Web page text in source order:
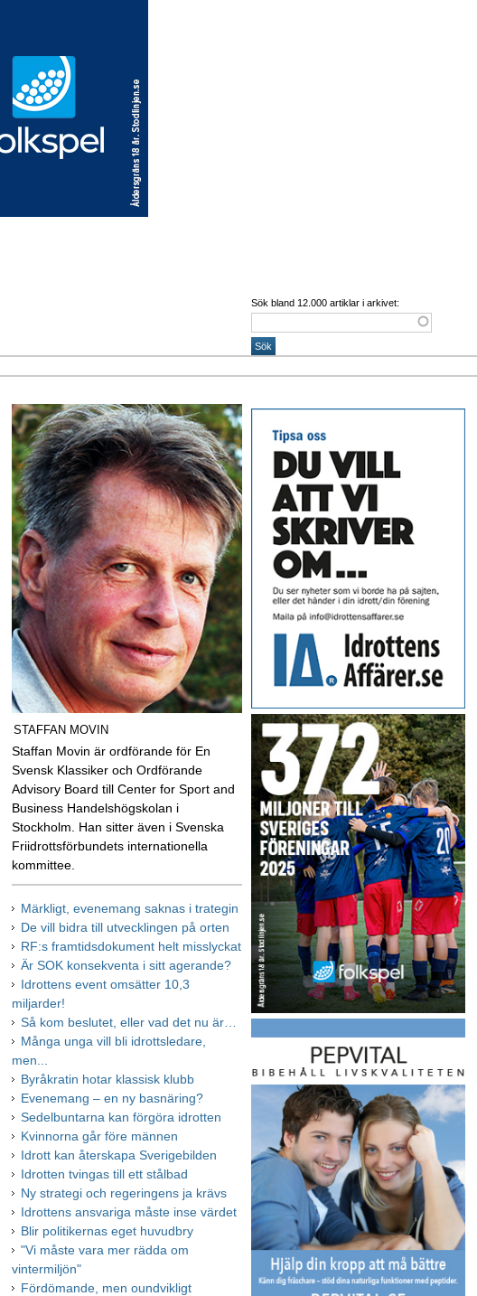
Sök bland 12.000 artiklar i arkivet:
STAFFAN MOVIN
Staffan Movin är ordförande för En
Svensk Klassiker och Ordförande
Advisory Board till Center for Sport and
Business Handelshögskolan i
Stockholm. Han sitter även i Svenska
Friidrottsförbundets internationella
kommittee.
Märkligt, evenemang saknas i trategin
De vill bidra till utvecklingen på orten
RF:s framtidsdokument helt misslyckat
Är SOK konsekventa i sitt agerande?
Idrottens event omsätter 10,3
miljarder!
Så kom beslutet, eller vad det nu är…
Många unga vill bli idrottsledare,
men...
Byråkratin hotar klassisk klubb
Evenemang – en ny basnäring?
Sedelbuntarna kan förgöra idrotten
Kvinnorna går före männen
Idrott kan återskapa Sverigebilden
Idrotten tvingas till ett stålbad
Ny strategi och regeringens ja krävs
Idrottens ansvariga måste inse värdet
Blir politikernas eget huvudbry
"Vi måste vara mer rädda om
vintermiljön"
Fördömande, men oundvikligt